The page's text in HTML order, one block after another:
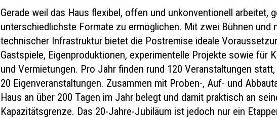
Gerade weil das Haus flexibel, offen und unkonventionell arbeitet,
unterschiedlichste Formate zu ermöglichen. Mit zwei Bühnen und
technischer Infrastruktur bietet die Postremise ideale
Gastspiele, Eigenproduktionen, experimentelle Projekte sowie für
und Vermietungen. Pro Jahr finden rund 120 Veranstaltungen
20 Eigenveranstaltungen. Zusammen mit Proben-, Auf- und
Haus an über 200 Tagen im Jahr belegt und damit praktisch an
Kapazitätsgrenze. Das 20-Jahre-Jubiläum ist jedoch nur ein